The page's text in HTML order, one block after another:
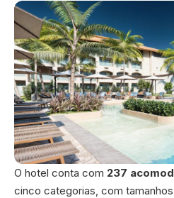
O hotel conta com 237
cinco categorias, com